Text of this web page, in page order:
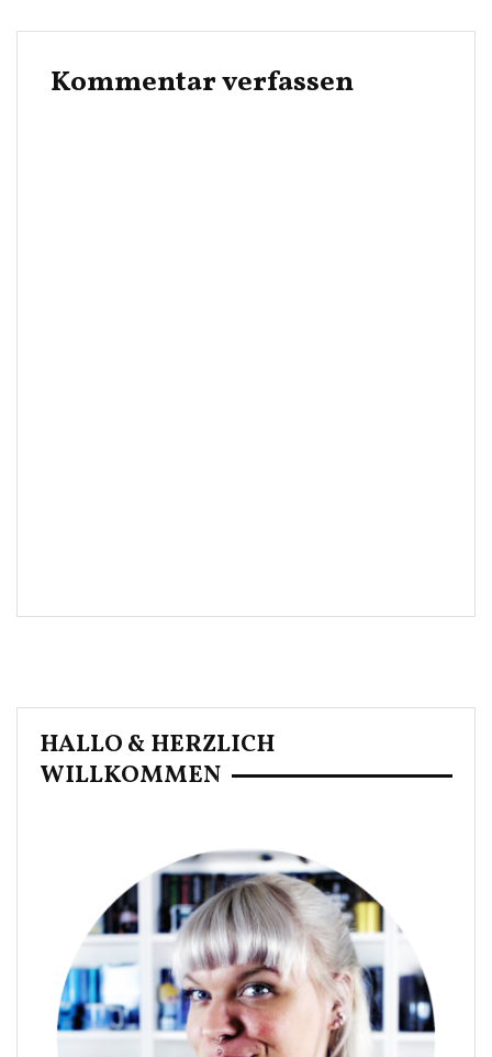
Kommentar verfassen
HALLO & HERZLICH
WILLKOMMEN